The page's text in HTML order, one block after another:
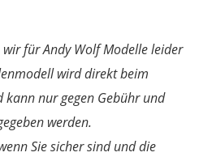
für Andy Wolf Modelle leider
wird direkt beim
kann nur gegen Gebühr und
werden.
Sie sicher sind und die